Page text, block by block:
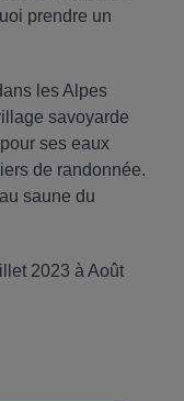
prendre un
les Alpes
savoyarde
ses eaux
de randonnée.
saune du
2023 à Août